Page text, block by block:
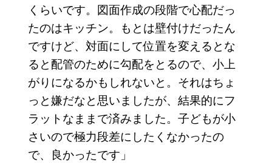
くらいです。図面作成の段階で心配だっ
たのはキッチン。もとは壁付けだったん
ですけど、対面にして位置を変えるとな
ると配管のために勾配をとるので、小上
がりになるかもしれないと。それはちょ
っと嫌だなと思いましたが、結果的にフ
ラットなままで済みました。子どもが小
さいので極力段差にしたくなかったの
で、良かったです」